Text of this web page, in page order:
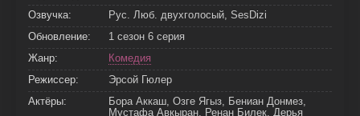
Озвучка:
Рус. Люб. двухголосый, SesDizi
Обновление:
1 сезон 6 серия
Жанр:
Комедия
Режиссер:
Эрсой Гюлер
Актёры:
Бора Аккаш, Озге Ягыз, Бениан Донмез,
Мустафа Авкыран, Ренан Билек, Дерья